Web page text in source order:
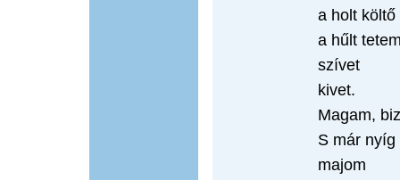
a holt
a hűlt
szívet
kivet.
Magam,
S már
majom